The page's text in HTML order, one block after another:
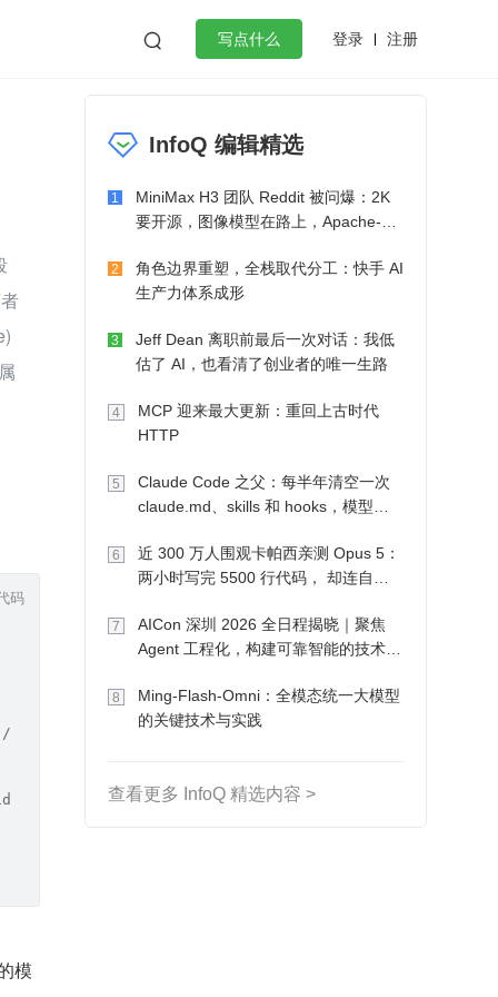
 写点什么 登录 注册
微服务架构 flutter
>
div></h1><p id="B"><span id="B1">B1</
码
模
InfoQ 编辑精选
1
MiniMax H3 团队 Reddit 被问爆：2K
要开源，图像模型在路上，Apache-2.0
2
角色边界重塑，全栈取代分工：快手 AI
生产力体系成形
3
Jeff Dean 离职前最后一次对话：我低
估了 AI，也看清了创业者的唯一生路
4
MCP 迎来最大更新：重回上古时代
HTTP
5
Claude Code 之父：每半年清空一次
claude.md、skills 和 hooks，模型自
6
近 300 万人围观卡帕西亲测 Opus 5：
两小时写完 5500 行代码， 却连自己
7
AICon 深圳 2026 全日程揭晓｜聚焦
Agent 工程化，构建可靠智能的技术路
8
Ming-Flash-Omni：全模态统一大模型
的关键技术与实践
查看更多 InfoQ 精选内容 >